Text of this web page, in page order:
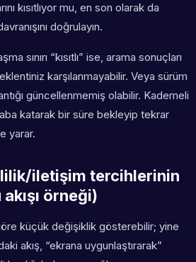
kısıtlıyor mu, en son olarak da
doğrulayın.
sınırı “kısıtlı” ise, arama sonuçları
karşılanmayabilir. Veya sürüm
güncellenmemiş olabilir. Kademeli
katarak bir süre bekleyip tekrar
yarar.
iletişim tercihlerinin
örneği)
küçük değişiklik gösterebilir; yine
akış, “ekrana uygunlaştırarak”